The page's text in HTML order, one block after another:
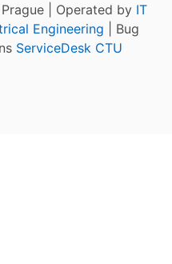
| Operated by IT
Engineering | Bug
ServiceDesk CTU